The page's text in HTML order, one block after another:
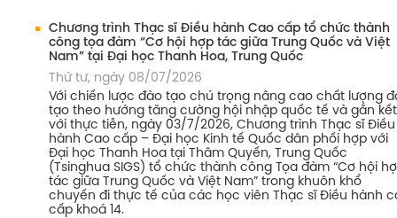
Chương trình Thạc sĩ Điều hành Cao cấp tổ chức thành
công tọa đàm “Cơ hội hợp tác giữa Trung Quốc và Việt
Nam” tại Đại học Thanh Hoa, Trung Quốc
Thứ tư, ngày 08/07/2026
Với chiến lược đào tạo chú trọng nâng cao chất lượng
tạo theo hướng tăng cường hội nhập quốc tế và gắn kết
với thực tiễn, ngày 03/7/2026, Chương trình Thạc sĩ Điều
hành Cao cấp – Đại học Kinh tế Quốc dân phối hợp với
Đại học Thanh Hoa tại Thâm Quyến, Trung Quốc
(Tsinghua SIGS) tổ chức thành công Tọa đàm “Cơ hội
tác giữa Trung Quốc và Việt Nam” trong khuôn khổ
chuyến đi thực tế của các học viên Thạc sĩ Điều hành
cấp khoá 14.